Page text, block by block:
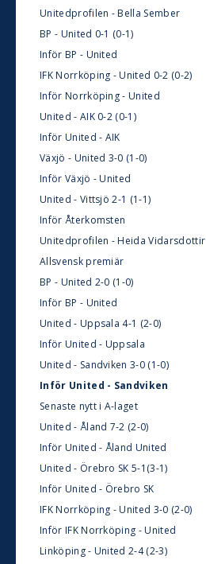
Unitedprofilen - Bella Sember
BP - United 0-1 (0-1)
Inför BP - United
IFK Norrköping - United 0-2 (0-2)
Inför Norrköping - United
United - AIK 0-2 (0-1)
Inför United - AIK
Växjö - United 3-0 (1-0)
Inför Växjö - United
United - Vittsjö 2-1 (1-1)
Inför Återkomsten
Unitedprofilen - Heida Vidarsdottir
Allsvensk premiär
BP - United 2-0 (1-0)
Inför BP - United
United - Uppsala 4-1 (2-0)
Inför United - Uppsala
United - Sandviken 3-0 (1-0)
Inför United - Sandviken
Senaste nytt i A-laget
United - Åland 7-2 (2-0)
Inför United - Åland United
United - Örebro SK 5-1(3-1)
Inför United - Örebro SK
IFK Norrköping - United 3-0 (2-0)
Inför IFK Norrköping - United
Linköping - United 2-4 (2-3)